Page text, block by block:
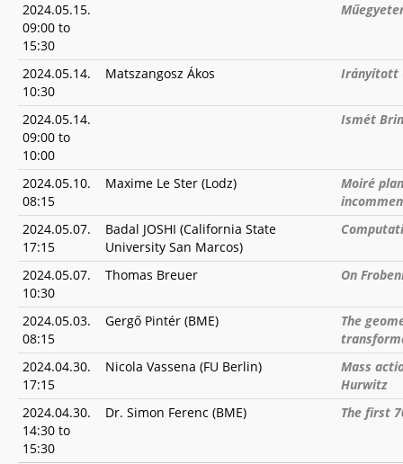
2024.05.15.
09:00 to
15:30
2024.05.14.
10:30
Matszangosz Ákos Irányított
2024.05.14.
09:00 to
10:00
Ismét
2024.05.10.
08:15
Maxime Le Ster (Lodz)
Moiré
2024.05.07.
17:15
Badal JOSHI (California State
University San Marcos)
2024.05.07.
10:30
Thomas Breuer On
2024.05.03.
08:15
Gergő Pintér (BME)
The
2024.04.30.
17:15
Nicola Vassena (FU Berlin)
Mass
Hurwitz
2024.04.30.
14:30 to
15:30
Dr. Simon Ferenc (BME) The first